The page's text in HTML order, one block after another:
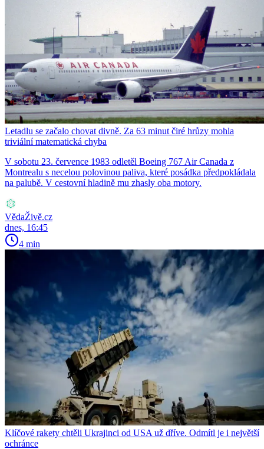
Letadlu se začalo chovat divně. Za 63 minut čiré hrůzy mohla
triviální matematická chyba
V sobotu 23. července 1983 odletěl Boeing 767 Air Canada z
Montrealu s necelou polovinou paliva, které posádka předpokládala
na palubě. V cestovní hladině mu zhasly oba motory.
VědaŽivě.cz
dnes, 16:45
4 min
Klíčové rakety chtěli Ukrajinci od USA už dříve. Odmítl je i největší
ochránce